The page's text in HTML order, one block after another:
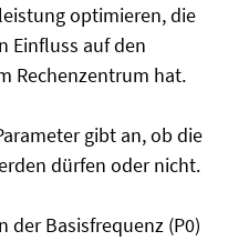
optimieren, die
Einfluss auf den
Rechenzentrum hat.
gibt an, ob die
dürfen oder nicht.
der Basisfrequenz (P0)